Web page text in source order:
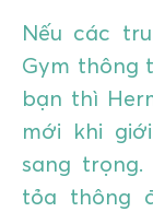
Nếu các
Gym thông
bạn thì
mới khi
sang
tỏa thông